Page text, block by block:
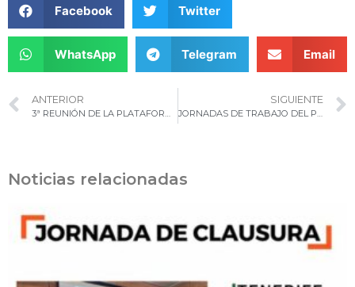
Facebook Twitter
WhatsApp Telegram Email
ANTERIOR
3ª REUNIÓN DE LA PLATAFORMA DE CONCERTACIÓN ENTRE FEDER – FED – FINANCIACIÓN EUROPEA EN CABO VERDE, SENEGAL Y MAURITANIA EN EL MARCO DEL PROYECTO ESTRATÉGICO HEXAGONE.
SIGUIENTE
JORNADAS DE TRABAJO DEL PROYECTO CUARENTAGRI EN CABO VERDE
Noticias relacionadas